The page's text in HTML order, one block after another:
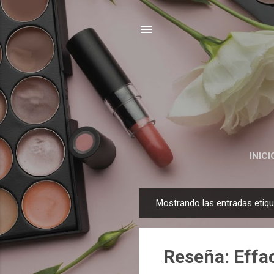
n
Mostrando las entradas
Reseña: